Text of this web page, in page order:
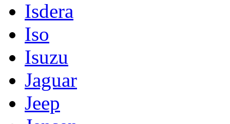
Isdera
Iso
Isuzu
Jaguar
Jeep